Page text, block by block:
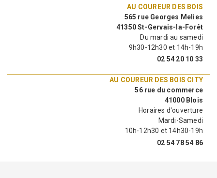
AU COUREUR DES BOIS
565 rue Georges Melies
41350 St-Gervais-la-Forêt
Du mardi au samedi
9h30-12h30 et 14h-19h
02 54 20 10 33
AU COUREUR DES BOIS CITY
56 rue du commerce
41000 Blois
Horaires d'ouverture
Mardi-Samedi
10h-12h30 et 14h30-19h
02 54 78 54 86